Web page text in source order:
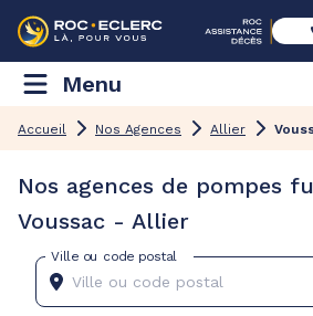
Menu
Accueil Nos Agences Allier
Nos agences de pompes
Voussac - Allier
Ville ou code postal